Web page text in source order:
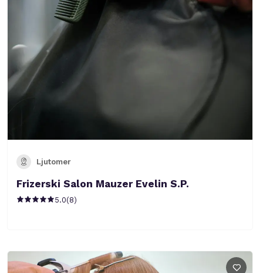
Ljutomer
Frizerski Salon Mauzer Evelin S.P.
5.0(8)